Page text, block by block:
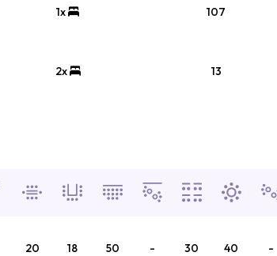
1x 107
2x 13
20 18 50 - 30 40 -